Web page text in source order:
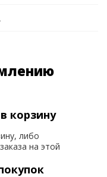
корзину
либо
на этой